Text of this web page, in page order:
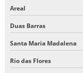
Areal
Duas Barras
Santa Maria Madalena
Rio das Flores